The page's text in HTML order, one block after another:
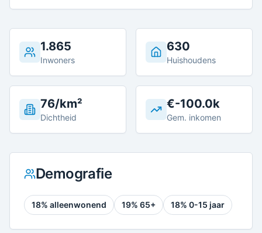
1.865
Inwoners
630
Huishoudens
76/km²
Dichtheid
€-100.0k
Gem. inkomen
Demografie
18% alleenwonend 19% 65+ 18% 0-15 jaar